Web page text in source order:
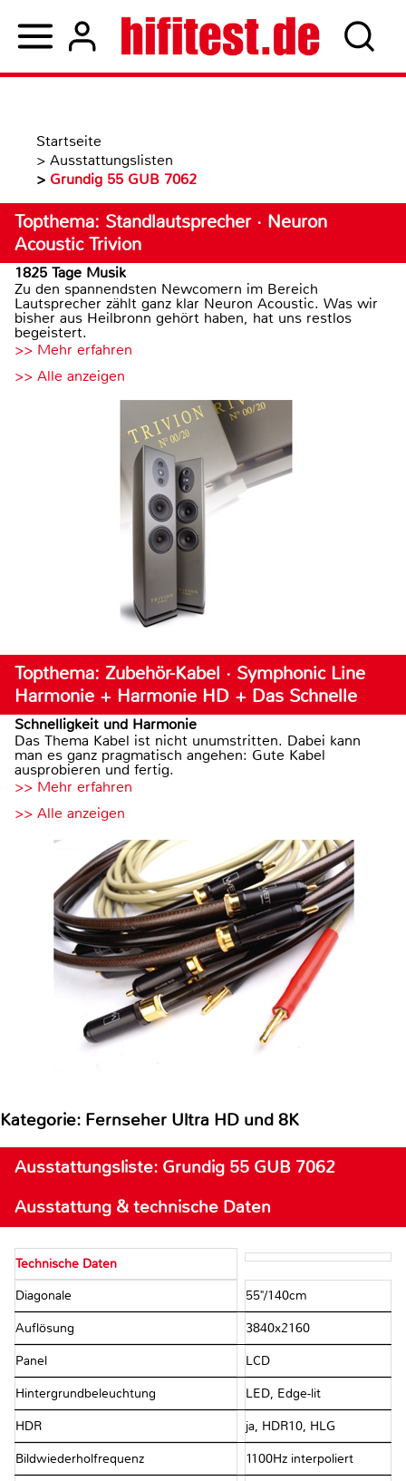
Startseite
> Ausstattungslisten
> Grundig 55 GUB 7062
Topthema: Standlautsprecher · Neuron
Acoustic Trivion
1825 Tage Musik
Zu den spannendsten Newcomern im Bereich
Lautsprecher zählt ganz klar Neuron Acoustic. Was wir
bisher aus Heilbronn gehört haben, hat uns restlos
begeistert.
>> Mehr erfahren
>> Alle anzeigen
Topthema: Zubehör-Kabel · Symphonic Line
Harmonie + Harmonie HD + Das Schnelle
Schnelligkeit und Harmonie
Das Thema Kabel ist nicht unumstritten. Dabei kann
man es ganz pragmatisch angehen: Gute Kabel
ausprobieren und fertig.
>> Mehr erfahren
>> Alle anzeigen
Kategorie: Fernseher Ultra HD und 8K
Ausstattungsliste: Grundig 55 GUB 7062
Ausstattung & technische Daten
Technische Daten
Diagonale 55"/​140cm
Auflösung 3840x2160
Panel LCD
Hintergrundbeleuchtung LED, Edge-lit
HDR ja, HDR10, HLG
Bildwiederholfrequenz 1100Hz interpoliert